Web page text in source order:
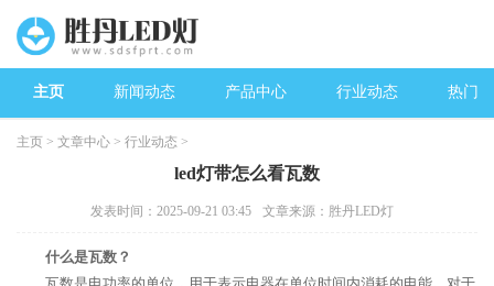
主页 新闻动态 产品中心 行业动态 热门
主页 > 文章中心 > 行业动态 >
led灯带怎么看瓦数
发表时间：2025-09-21 03:45 文章来源：胜丹LED灯
什么是瓦数？